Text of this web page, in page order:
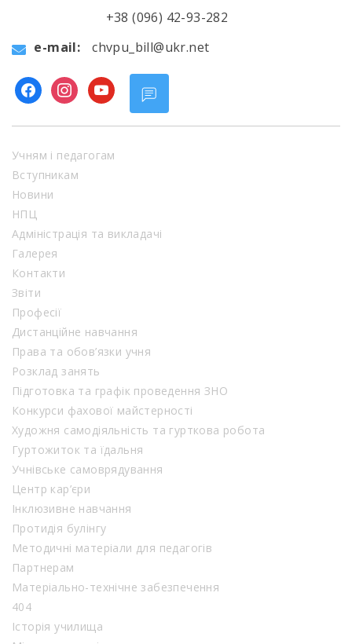
+38 (096) 42-93-282
e-mail:
chvpu_bill@ukr.net
facebookinstagram
youtube
Учням і педагогам
Вступникам
Новини
НПЦ
Адміністрація та викладачі
Галерея
Контакти
Звіти
Професії
Дистанційне навчання
Права та обов’язки учня
Розклад занять
Підготовка та графік проведення ЗНО
Конкурси фахової майстерності
Художня самодіяльність та гурткова робота
Гуртожиток та їдальня
Учнівське самоврядування
Центр кар’єри
Інклюзивне навчання
Протидія булінгу
Методичні матеріали для педагогів
Партнерам
Матеріально-технічне забезпечення
404
Історія училища